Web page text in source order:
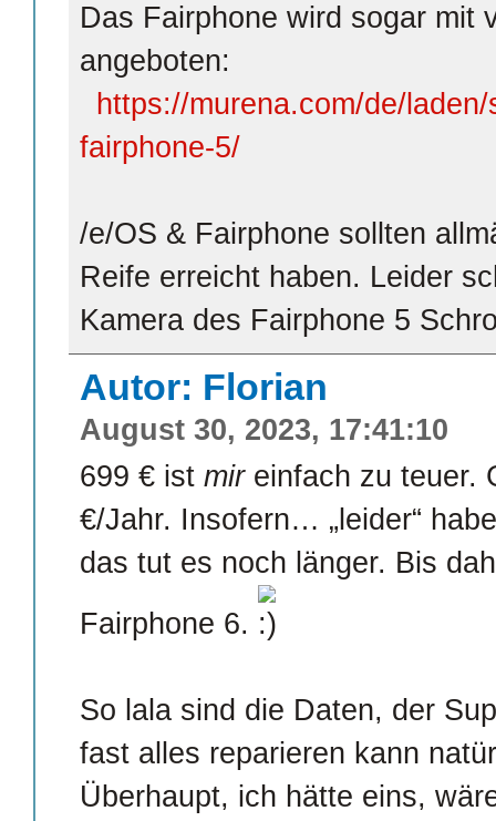
Das Fairphone wird sogar mit
angeboten:
https://murena.com/de/
fairphone-5/
/e/OS & Fairphone sollten
Reife erreicht haben. Leider
Kamera des Fairphone 5
Autor: Florian
August 30, 2023, 17:41:10
699 € ist mireinfach zu teuer.
€/Jahr. Insofern… „leider“
das tut es noch länger. Bis
Fairphone 6.
So lala sind die Daten, der
fast alles reparieren kann
Überhaupt, ich hätte eins,